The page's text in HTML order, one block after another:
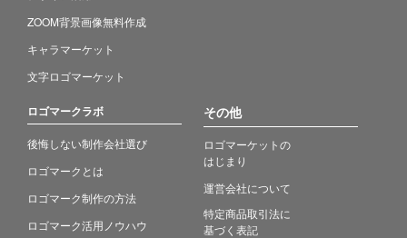
ZOOM背景画像無料作成
キャラマーケット
文字ロゴマーケット
ロゴマークラボ
後悔しない制作会社選び
ロゴマークとは
ロゴマーク制作の方法
ロゴマーク活用ノウハウ
その他
ロゴマーケットの
はじまり
運営会社について
特定商品取引法に
基づく表記